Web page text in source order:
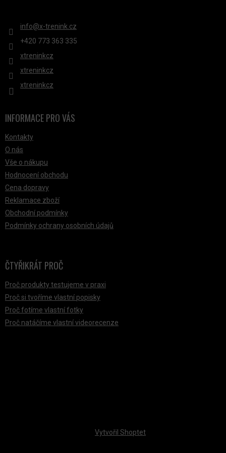
info@x-trenink.cz
+420 ‭773 363 335
xtreninkcz
xtreninkcz
xtreninkcz
INFORMACE PRO VÁS
Kontakty
O nás
Vše o nákupu
Hodnocení obchodu
Cena dopravy
Reklamace zboží
Obchodní podmínky
Podmínky ochrany osobních údajů
ČTYŘIKRÁT PROČ
Proč produkty testujeme v praxi
Proč si tvoříme vlastní popisky
Proč fotíme vlastní fotky
Proč natáčíme vlastní videorecenze
Vytvořil Shoptet